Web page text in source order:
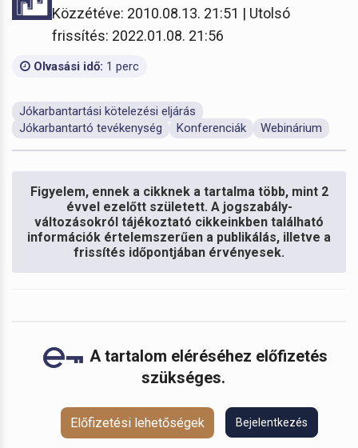
Közzétéve: 2010.08.13. 21:51 | Utolsó
frissítés: 2022.01.08. 21:56
Olvasási idő: 1 perc
Jókarbantartási kötelezési eljárás
Jókarbantartó tevékenység
Konferenciák Webinárium
Figyelem, ennek a cikknek a tartalma több, mint 2
évvel ezelőtt született. A jogszabály-
változásokról tájékoztató cikkeinkben található
információk értelemszerűen a publikálás, illetve a
frissítés időpontjában érvényesek.
A tartalom eléréséhez előfizetés
szükséges.
Előfizetési lehetőségek Bejelentkezés